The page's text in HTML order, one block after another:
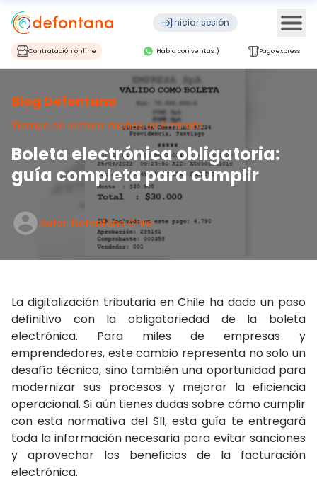
Iniciar sesión
Contratación online Habla con ventas :) Pago express
Blog Defontana
Tiempo de lectura: menos de 1 minuto
Boleta electrónica obligatoria:
guía completa para cumplir
Autor: Defontana Chile
La digitalización tributaria en Chile ha dado un paso
definitivo con la obligatoriedad de la boleta
electrónica. Para miles de empresas y
emprendedores, este cambio representa no solo un
desafío técnico, sino también una oportunidad para
modernizar sus procesos y mejorar la eficiencia
operacional. Si aún tienes dudas sobre cómo cumplir
con esta normativa del SII, esta guía te entregará
toda la información necesaria para evitar sanciones
y aprovechar los beneficios de la facturación
electrónica.